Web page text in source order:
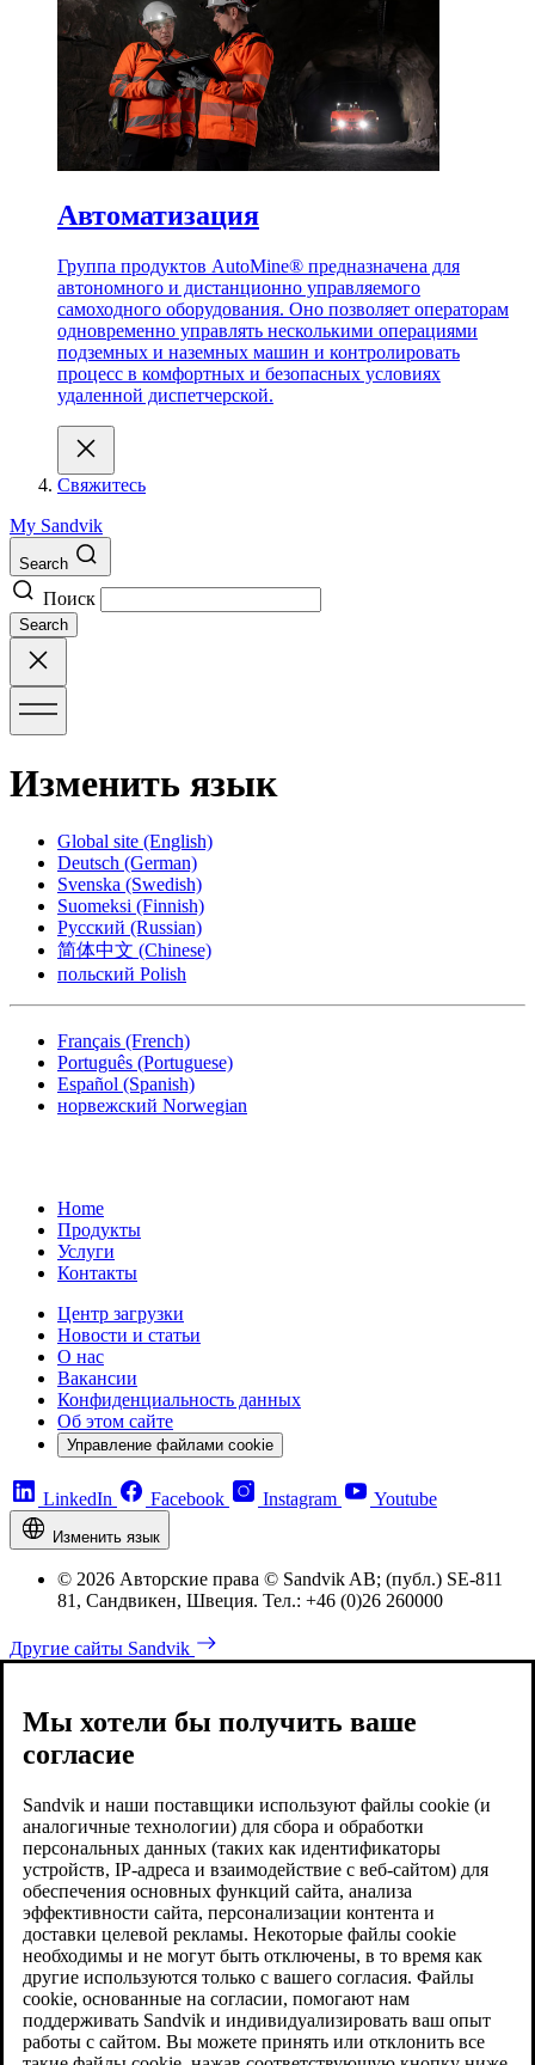
Автоматизация
Группа продуктов AutoMine® предназначена для
автономного и дистанционно управляемого
самоходного оборудования. Оно позволяет операторам
одновременно управлять несколькими операциями
подземных и наземных машин и контролировать
процесс в комфортных и безопасных условиях
удаленной диспетчерской.
Свяжитесь
My Sandvik
Search
Поиск
Search
Изменить язык
Global site (English)
Deutsch (German)
Svenska (Swedish)
Suomeksi (Finnish)
Русский (Russian)
简体中文 (Chinese)
польский Polish
Français (French)
Português (Portuguese)
Español (Spanish)
норвежский Norwegian
Home
Продукты
Услуги
Контакты
Центр загрузки
Новости и статьи
О нас
Вакансии
Конфиденциальность данных
Об этом сайте
Управление файлами cookie
LinkedIn Facebook Instagram Youtube
Изменить язык
© 2026 Авторские права © Sandvik AB; (публ.) SE-811
81, Сандвикен, Швеция. Тел.: +46 (0)26 260000
Другие сайты Sandvik
Мы хотели бы получить ваше
согласие
Sandvik и наши поставщики используют файлы cookie (и
аналогичные технологии) для сбора и обработки
персональных данных (таких как идентификаторы
устройств, IP-адреса и взаимодействие с веб-сайтом) для
обеспечения основных функций сайта, анализа
эффективности сайта, персонализации контента и
доставки целевой рекламы. Некоторые файлы cookie
необходимы и не могут быть отключены, в то время как
другие используются только с вашего согласия. Файлы
cookie, основанные на согласии, помогают нам
поддерживать Sandvik и индивидуализировать ваш опыт
работы с сайтом. Вы можете принять или отклонить все